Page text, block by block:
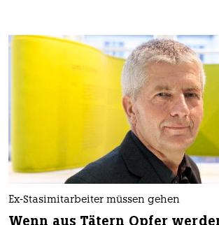
Ex-Stasimitarbeiter müssen gehen
Wenn aus Tätern Opfer